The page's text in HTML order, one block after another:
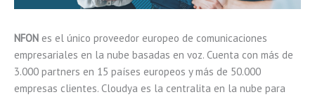
NFON es el único proveedor europeo de comunicaciones
empresariales en la nube basadas en voz. Cuenta con más de
3.000 partners en 15 países europeos y más de 50.000
empresas clientes. Cloudya es la centralita en la nube para